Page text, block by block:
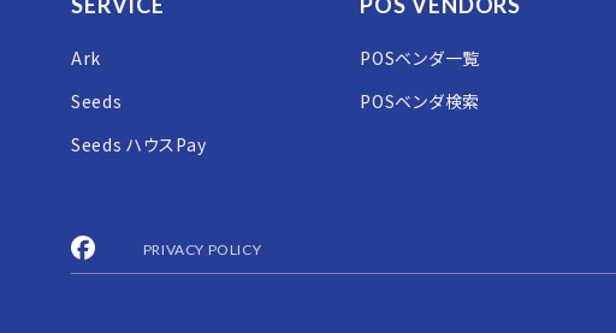
Ark
Seeds
Seeds ハウスPay
POSベンダ一覧
POSベンダ検索
PRIVACY POLICY